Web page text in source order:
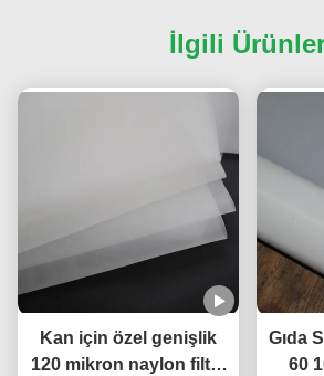
İlgili
Kan için özel genişlik
120 mikron naylon filtre
Gıda
60